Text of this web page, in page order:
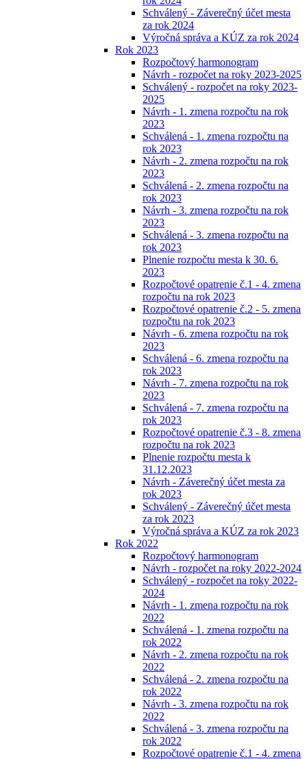
Schválený - Záverečný účet mesta
za rok 2024
Výročná správa a KÚZ za rok 2024
Rok 2023
Rozpočtový harmonogram
Návrh - rozpočet na roky 2023-2025
Schválený - rozpočet na roky 2023-
2025
Návrh - 1. zmena rozpočtu na rok
2023
Schválená - 1. zmena rozpočtu na
rok 2023
Návrh - 2. zmena rozpočtu na rok
2023
Schválená - 2. zmena rozpočtu na
rok 2023
Návrh - 3. zmena rozpočtu na rok
2023
Schválená - 3. zmena rozpočtu na
rok 2023
Plnenie rozpočtu mesta k 30. 6.
2023
Rozpočtové opatrenie č.1 - 4. zmena
rozpočtu na rok 2023
Rozpočtové opatrenie č.2 - 5. zmena
rozpočtu na rok 2023
Návrh - 6. zmena rozpočtu na rok
2023
Schválená - 6. zmena rozpočtu na
rok 2023
Návrh - 7. zmena rozpočtu na rok
2023
Schválená - 7. zmena rozpočtu na
rok 2023
Rozpočtové opatrenie č.3 - 8. zmena
rozpočtu na rok 2023
Plnenie rozpočtu mesta k
31.12.2023
Návrh - Záverečný účet mesta za
rok 2023
Schválený - Záverečný účet mesta
za rok 2023
Výročná správa a KÚZ za rok 2023
Rok 2022
Rozpočtový harmonogram
Návrh - rozpočet na roky 2022-2024
Schválený - rozpočet na roky 2022-
2024
Návrh - 1. zmena rozpočtu na rok
2022
Schválená - 1. zmena rozpočtu na
rok 2022
Návrh - 2. zmena rozpočtu na rok
2022
Schválená - 2. zmena rozpočtu na
rok 2022
Návrh - 3. zmena rozpočtu na rok
2022
Schválená - 3. zmena rozpočtu na
rok 2022
Rozpočtové opatrenie č.1 - 4. zmena